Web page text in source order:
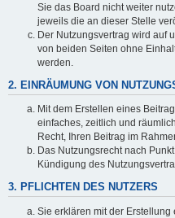
Sie das Board nicht weiter
jeweils die an dieser Stelle
Der Nutzungsvertrag wird auf
von beiden Seiten ohne
werden.
2. EINRÄUMUNG VON
Mit dem Erstellen eines
einfaches, zeitlich und
Recht, Ihren Beitrag im
Das Nutzungsrecht nach
Kündigung des
3. PFLICHTEN DES NUTZERS
Sie erklären mit der